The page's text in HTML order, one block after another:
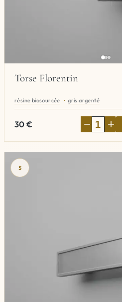
Torse Florentin
résine biosourcée gris argenté
30€ − +
S